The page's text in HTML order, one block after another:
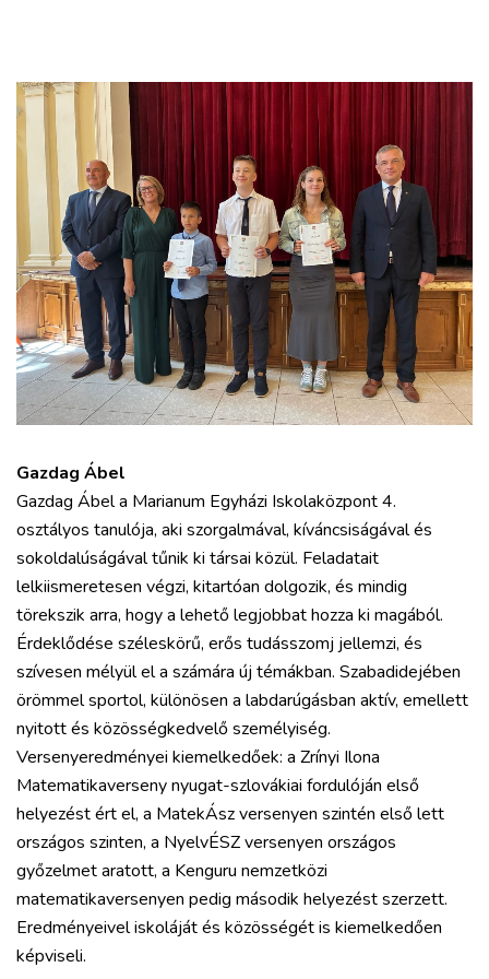
Gazdag Ábel
Gazdag Ábel a Marianum Egyházi Iskolaközpont 4.
osztályos tanulója, aki szorgalmával, kíváncsiságával és
sokoldalúságával tűnik ki társai közül. Feladatait
lelkiismeretesen végzi, kitartóan dolgozik, és mindig
törekszik arra, hogy a lehető legjobbat hozza ki magából.
Érdeklődése széleskörű, erős tudásszomj jellemzi, és
szívesen mélyül el a számára új témákban. Szabadidejében
örömmel sportol, különösen a labdarúgásban aktív, emellett
nyitott és közösségkedvelő személyiség.
Versenyeredményei kiemelkedőek: a Zrínyi Ilona
Matematikaverseny nyugat-szlovákiai fordulóján első
helyezést ért el, a MatekÁsz versenyen szintén első lett
országos szinten, a NyelvÉSZ versenyen országos
győzelmet aratott, a Kenguru nemzetközi
matematikaversenyen pedig második helyezést szerzett.
Eredményeivel iskoláját és közösségét is kiemelkedően
képviseli.